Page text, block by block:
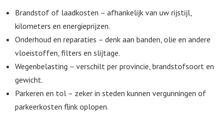
Brandstof of laadkosten – afhankelijk van uw rijstijl,
kilometers en energieprijzen.
Onderhoud en reparaties – denk aan banden, olie en andere
vloeistoffen, filters en slijtage.
Wegenbelasting – verschilt per provincie, brandstofsoort en
gewicht.
Parkeren en tol – zeker in steden kunnen vergunningen of
parkeerkosten flink oplopen.